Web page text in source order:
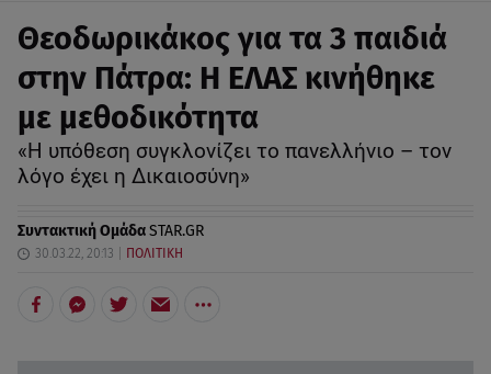
Θεοδωρικάκος για τα 3 παιδιά
στην Πάτρα: Η ΕΛΑΣ κινήθηκε
με μεθοδικότητα
«Η υπόθεση συγκλονίζει το πανελλήνιο – τον
λόγο έχει η Δικαιοσύνη»
Συντακτική ΟμάδαSTAR.GR
30.03.22, 20:13 ΠΟΛΙΤΙΚΗ